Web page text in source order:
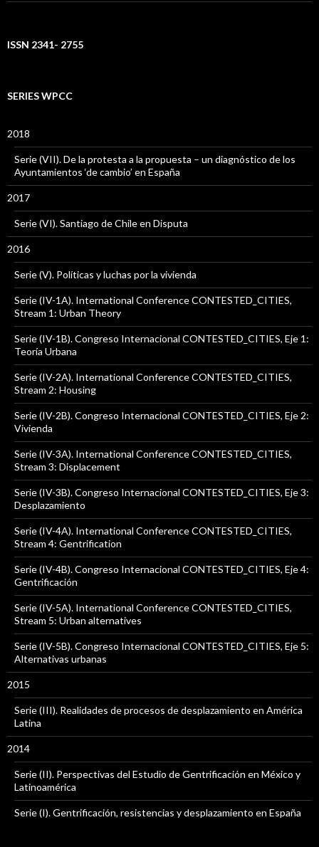
ISSN 2341- 2755
SERIES WPCC
2018
Serie (VII). De la protesta a la propuesta – un diagnóstico de los
Ayuntamientos ‘de cambio’ en España
2017
Serie (VI). Santiago de Chile en Disputa
2016
Serie (V). Políticas y luchas por la vivienda
Serie (IV-1A). International Conference CONTESTED_CITIES,
Stream 1: Urban Theory
Serie (IV-1B). Congreso Internacional CONTESTED_CITIES, Eje 1:
Teoría Urbana
Serie (IV-2A). International Conference CONTESTED_CITIES,
Stream 2: Housing
Serie (IV-2B). Congreso Internacional CONTESTED_CITIES, Eje 2:
Vivienda
Serie (IV-3A). International Conference CONTESTED_CITIES,
Stream 3: Displacement
Serie (IV-3B). Congreso Internacional CONTESTED_CITIES, Eje 3:
Desplazamiento
Serie (IV-4A). International Conference CONTESTED_CITIES,
Stream 4: Gentrification
Serie (IV-4B). Congreso Internacional CONTESTED_CITIES, Eje 4:
Gentrificación
Serie (IV-5A). International Conference CONTESTED_CITIES,
Stream 5: Urban alternatives
Serie (IV-5B). Congreso Internacional CONTESTED_CITIES, Eje 5:
Alternativas urbanas
2015
Serie (III). Realidades de procesos de desplazamiento en América
Latina
2014
Serie (II). Perspectivas del Estudio de Gentrificación en México y
Latinoamérica
Serie (I). Gentrificación, resistencias y desplazamiento en España